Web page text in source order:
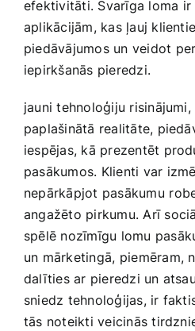
efektivitāti. Svarīga loma⁢ ir
aplikācijām, kas ļauj
piedāvājumos un veidot
iepirkšanās pieredzi.
jauni tehnoloģiju
paplašinātā realitāte,
iespējas, ‍kā prezentēt
‌pasākumos. Klienti var
nepārkāpjot pasākumu
angažēto pirkumu. Arī
spēlē nozīmīgu lomu
un mārketingā, ⁤piemēram,
dalīties ar pieredzi un
sniedz tehnoloģijas, ir
tās noteikti veicinās